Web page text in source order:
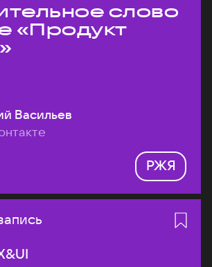
слово
«Продукт
Васильев
РЖЯ